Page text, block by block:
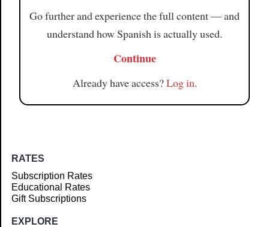
Go further and experience the full content — and
understand how Spanish is actually used.
Continue
Already have access?Log in.
RATES
Subscription Rates
Educational Rates
Gift Subscriptions
EXPLORE